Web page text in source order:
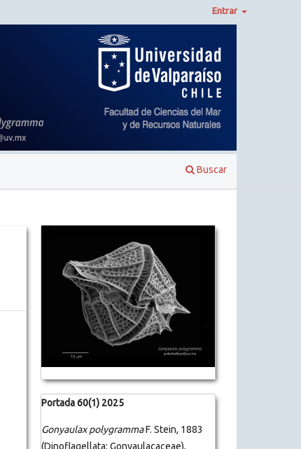
Buscar
Entrar
Portada 60(1) 2025
Gonyaulax polygrammaF. Stein, 1883
(Dinoflagellata: Gonyaulacaceae),